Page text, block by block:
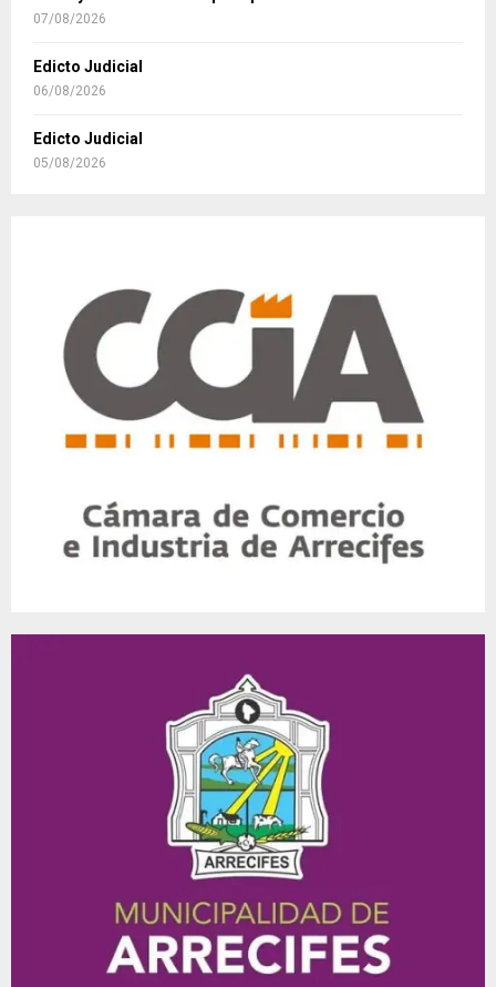
07/08/2026
Edicto Judicial
06/08/2026
Edicto Judicial
05/08/2026